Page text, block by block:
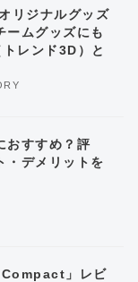
リジナルグッズ
ームグッズにも
レンド3D）と
おすすめ？評
・デメリットを
」レビ